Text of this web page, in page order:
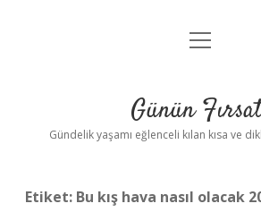
Anasayfa
Yasal Uyarı
menüyü
Günün
Gündelik yaşamı eğlenceli kılan kısa ve
Etiket: Bu kış hava nasıl olacak